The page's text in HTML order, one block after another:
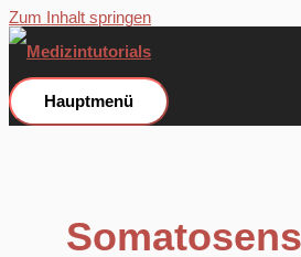
Zum Inhalt springen
Hauptmenü